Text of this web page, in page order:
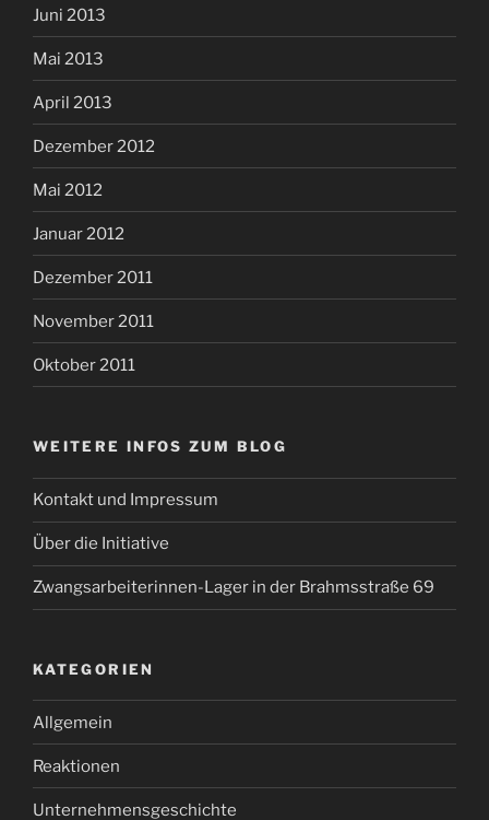
Juni 2013
Mai 2013
April 2013
Dezember 2012
Mai 2012
Januar 2012
Dezember 2011
November 2011
Oktober 2011
WEITERE INFOS ZUM BLOG
Kontakt und Impressum
Über die Initiative
Zwangsarbeiterinnen-Lager in der Brahmsstraße 69
KATEGORIEN
Allgemein
Reaktionen
Unternehmensgeschichte